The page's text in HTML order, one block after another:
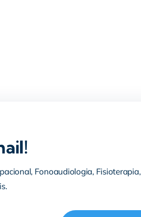
Fonoaudiologia, Fisioterapia,